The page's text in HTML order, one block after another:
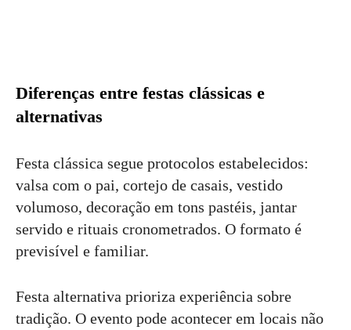
Diferenças entre festas clássicas e
alternativas
Festa clássica segue protocolos estabelecidos:
valsa com o pai, cortejo de casais, vestido
volumoso, decoração em tons pastéis, jantar
servido e rituais cronometrados. O formato é
previsível e familiar.
Festa alternativa prioriza experiência sobre
tradição. O evento pode acontecer em locais não